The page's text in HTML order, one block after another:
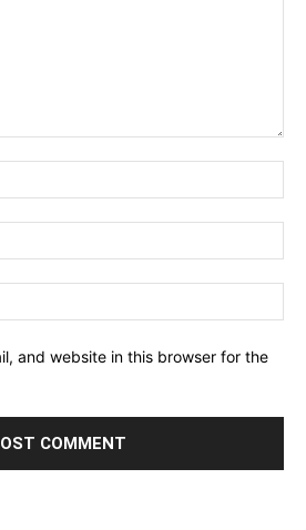
and website in this browser for the